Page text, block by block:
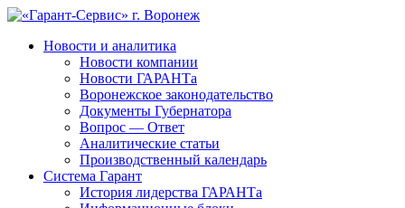
Новости и аналитика
Новости компании
Новости ГАРАНТа
Воронежское законодательство
Документы Губернатора
Вопрос — Ответ
Аналитические статьи
Производственный календарь
Система Гарант
История лидерства ГАРАНТа